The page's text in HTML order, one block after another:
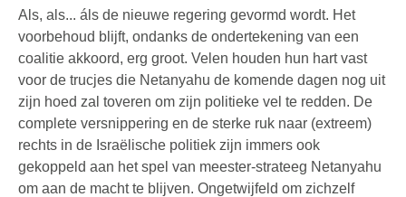
Als, als... áls de nieuwe regering gevormd wordt. Het
voorbehoud blijft, ondanks de ondertekening van een
coalitie akkoord, erg groot. Velen houden hun hart vast
voor de trucjes die Netanyahu de komende dagen nog uit
zijn hoed zal toveren om zijn politieke vel te redden. De
complete versnippering en de sterke ruk naar (extreem)
rechts in de Israëlische politiek zijn immers ook
gekoppeld aan het spel van meester-strateeg Netanyahu
om aan de macht te blijven. Ongetwijfeld om zichzelf